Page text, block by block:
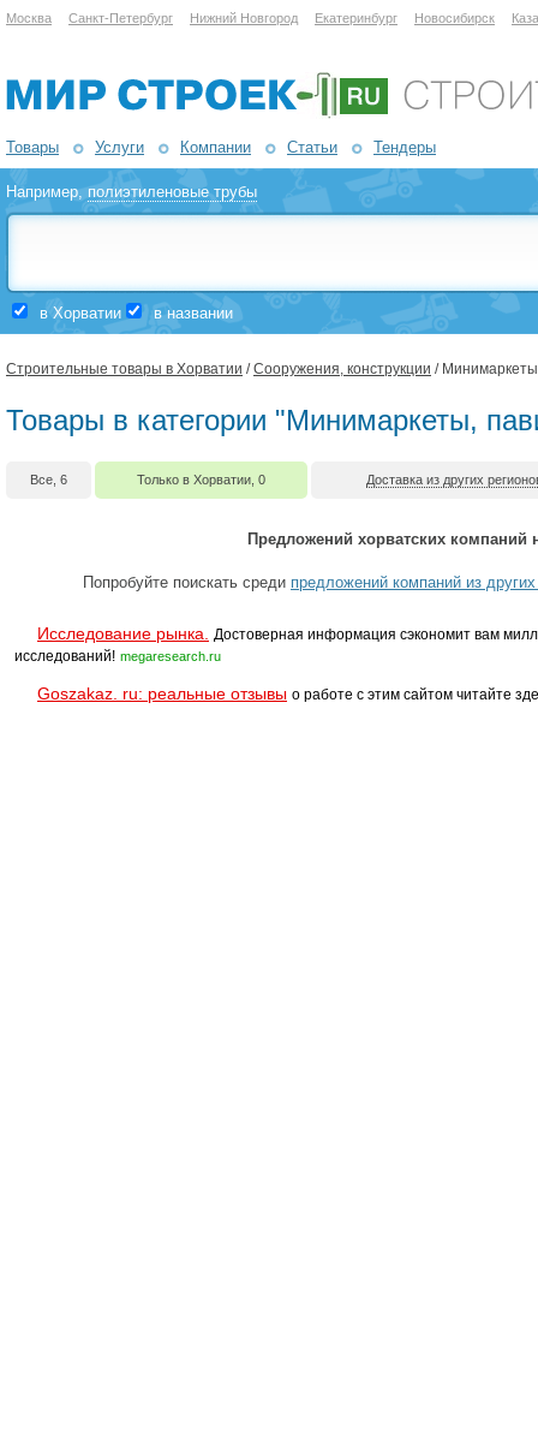
Москва Санкт-Петербург Нижний Новгород Екатеринбург Новосибирск
Товары Услуги Компании Статьи Тендеры
Например,полиэтиленовые трубы
в Хорватии в названии
Строительные товары в Хорватии /Сооружения, конструкции /
Товары в категории "Минимаркеты,
Все, 6 Только в Хорватии, 0 Доставка из других
Предложений хорватских компаний
Попробуйте поискать среди предложений компаний из
Исследование рынка.
Достоверная информация сэкономит вам
исследований! megaresearch.ru
Goszakaz. ru: реальные отзывы о работе с этим сайтом читайте